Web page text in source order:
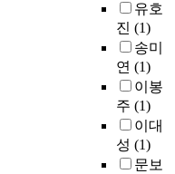
유호
진 (1)
송미
연 (1)
이봉
주 (1)
이대
성 (1)
문보